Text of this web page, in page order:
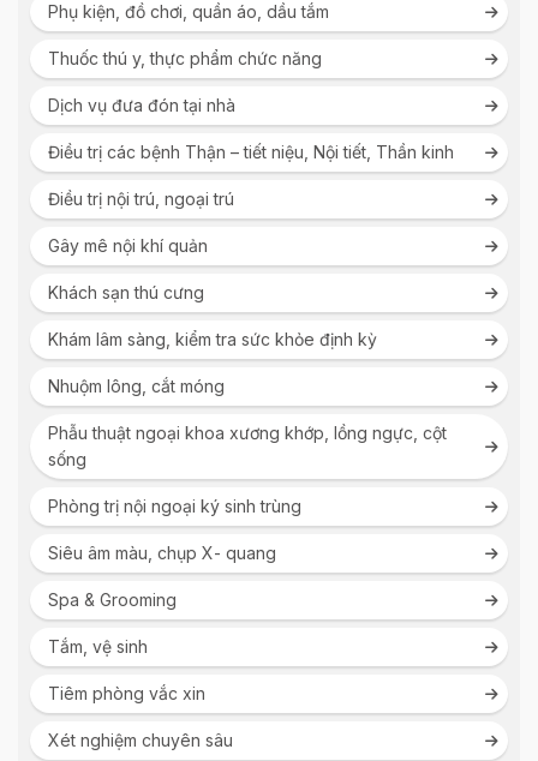
Phụ kiện, đồ chơi, quần áo, dầu tắm
Thuốc thú y, thực phẩm chức năng
Dịch vụ đưa đón tại nhà
Điều trị các bệnh Thận – tiết niệu, Nội tiết, Thần kinh
Điều trị nội trú, ngoại trú
Gây mê nội khí quản
Khách sạn thú cưng
Khám lâm sàng, kiểm tra sức khỏe định kỳ
Nhuộm lông, cắt móng
Phẫu thuật ngoại khoa xương khớp, lồng ngực, cột
sống
Phòng trị nội ngoại ký sinh trùng
Siêu âm màu, chụp X- quang
Spa & Grooming
Tắm, vệ sinh
Tiêm phòng vắc xin
Xét nghiệm chuyên sâu